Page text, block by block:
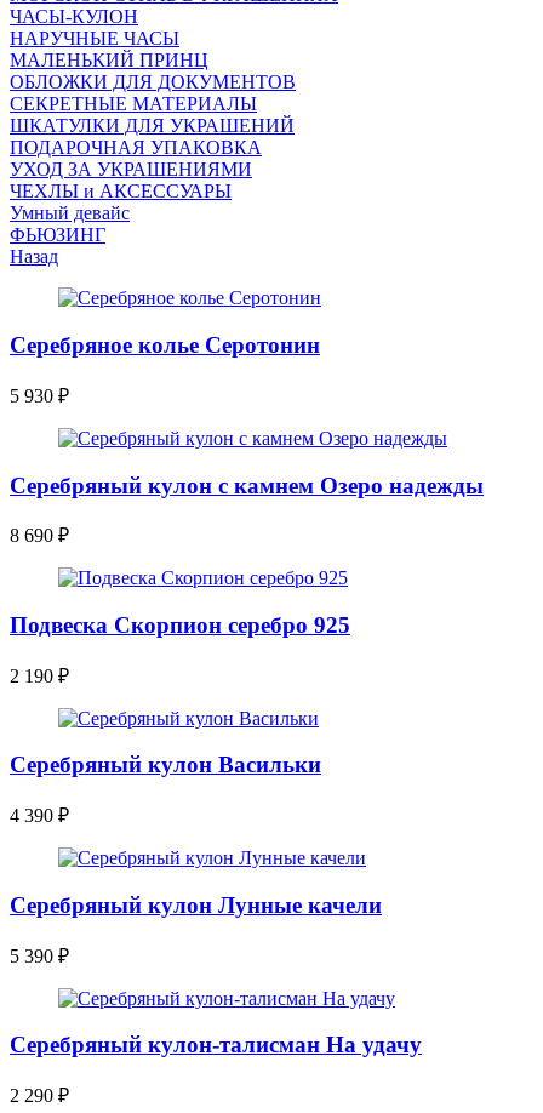
ЧАСЫ-КУЛОН
НАРУЧНЫЕ ЧАСЫ
МАЛЕНЬКИЙ ПРИНЦ
ОБЛОЖКИ ДЛЯ ДОКУМЕНТОВ
СЕКРЕТНЫЕ МАТЕРИАЛЫ
ШКАТУЛКИ ДЛЯ УКРАШЕНИЙ
ПОДАРОЧНАЯ УПАКОВКА
УХОД ЗА УКРАШЕНИЯМИ
ЧEХЛЫ и АКСЕССУАРЫ
Умный девайс
ФЬЮЗИНГ
Назад
Серебряное колье Серотонин
5 930 ₽
Серебряный кулон с камнем Озеро надежды
8 690 ₽
Подвеска Скорпион серебро 925
2 190 ₽
Серебряный кулон Васильки
4 390 ₽
Серебряный кулон Лунные качели
5 390 ₽
Серебряный кулон-талисман На удачу
2 290 ₽